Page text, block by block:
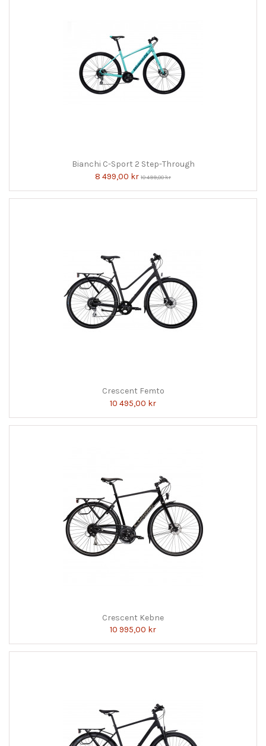
Bianchi C-Sport 2 Step-Through
8 499,00 kr 10 499,00 kr
Crescent Femto
10 495,00 kr
Crescent Kebne
10 995,00 kr